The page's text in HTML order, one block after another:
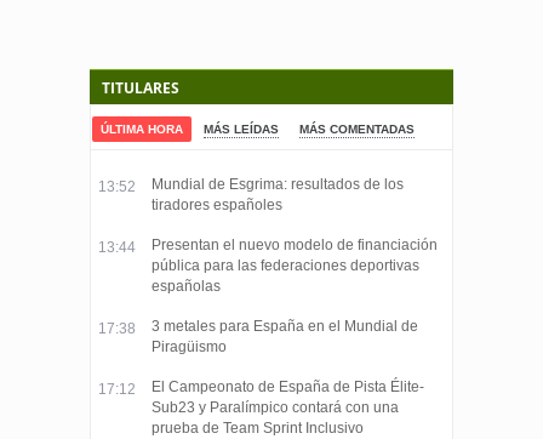
TITULARES
ÚLTIMA HORA MÁS LEÍDAS MÁS COMENTADAS
13:52
Mundial de Esgrima: resultados de los
tiradores españoles
13:44
Presentan el nuevo modelo de financiación
pública para las federaciones deportivas
españolas
17:38
3 metales para España en el Mundial de
Piragüismo
17:12
El Campeonato de España de Pista Élite-
Sub23 y Paralímpico contará con una
prueba de Team Sprint Inclusivo